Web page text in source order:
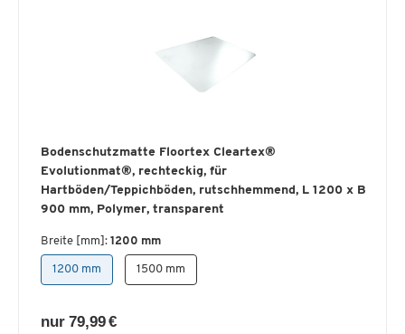
Bodenschutzmatte Floortex Cleartex®
Evolutionmat®, rechteckig, für
Hartböden/Teppichböden, rutschhemmend, L 1200 x B
900 mm, Polymer, transparent
Breite [mm]: 1200 mm
1200 mm 1500 mm
nur 79,99 €